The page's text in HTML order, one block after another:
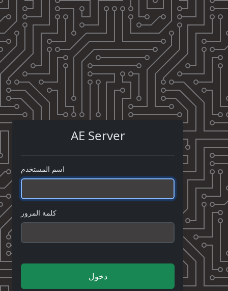
AE Server
اسم المستخدم
كلمة المرور
دخول